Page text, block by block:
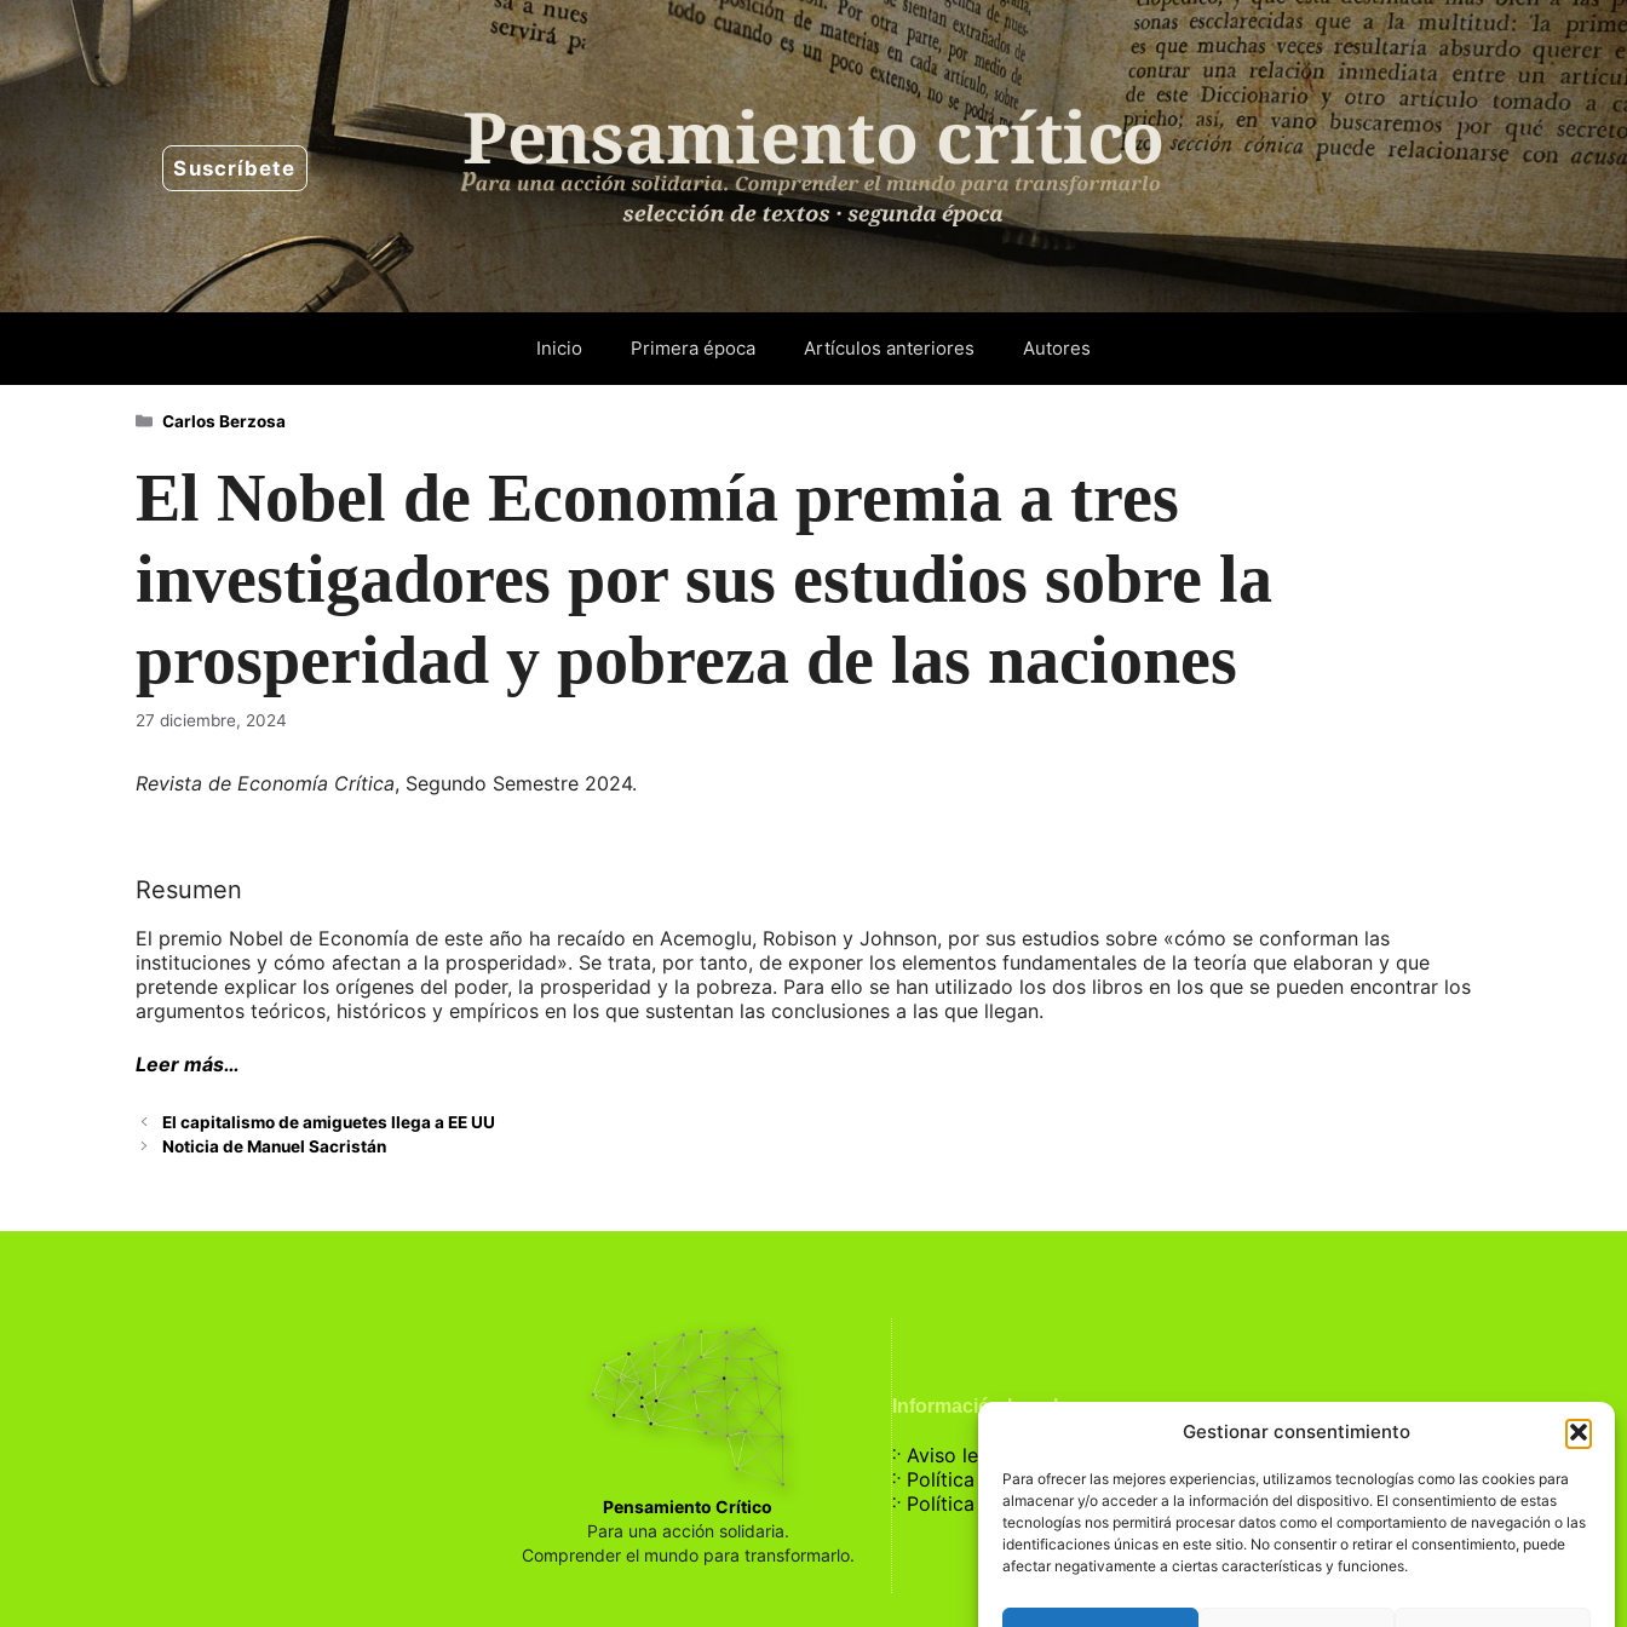
Gestionar consentimiento
Para ofrecer las mejores experiencias, utilizamos tecnologías como las cookies para
almacenar y/o acceder a la información del dispositivo. El consentimiento de estas
tecnologías nos permitirá procesar datos como el comportamiento de navegación o las
identificaciones únicas en este sitio. No consentir o retirar el consentimiento, puede
afectar negativamente a ciertas características y funciones.
Saltar
al
contenido
Suscríbete
Inicio Primera época Artículos anteriores Autores
El Nobel de Economía premia a tres
investigadores por sus estudios sobre la
prosperidad y pobreza de las naciones
27 diciembre, 2024
Revista de Economía Crítica, Segundo Semestre 2024.
Resumen
El premio Nobel de Economía de este año ha recaído en Acemoglu, Robison y Johnson, por sus estudios sobre «cómo se conforman las
instituciones y cómo afectan a la prosperidad». Se trata, por tanto, de exponer los elementos fundamentales de la teoría que elaboran y que
pretende explicar los orígenes del poder, la prosperidad y la pobreza. Para ello se han utilizado los dos libros en los que se pueden encontrar los
argumentos teóricos, históricos y empíricos en los que sustentan las conclusiones a las que llegan.
Leer más…
Categorías
Carlos Berzosa
El capitalismo de amiguetes llega a EE UU
Noticia de Manuel Sacristán
Pensamiento Crítico
Para una acción solidaria.
Comprender el mundo para transformarlo.
Información Legal
჻Aviso legal
჻Política de privacidad
჻Política de cookies